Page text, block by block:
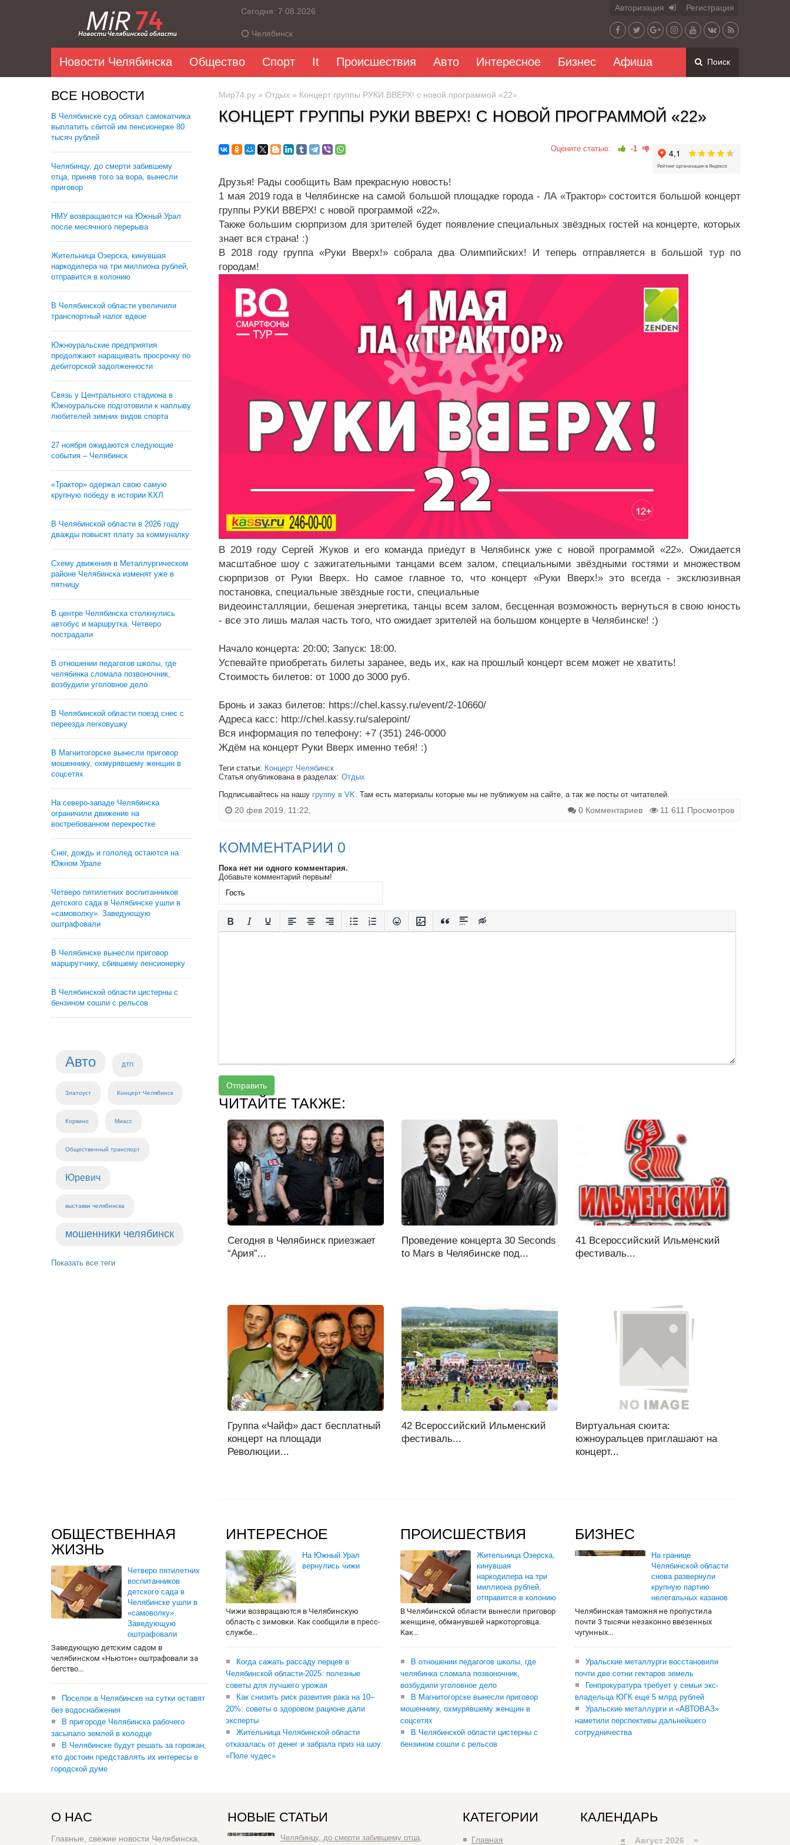
Сегодня: 7.08.2026
Челябинск
Авторизация Регистрация
Новости Челябинска Общество Спорт It Происшествия Авто Интересное Бизнес Афиша Поиск
ВСЕ НОВОСТИ
В Челябинске суд обязал самокатчика
выплатить сбитой им пенсионерке 80
тысяч рублей
Челябинцу, до смерти забившему
отца, приняв того за вора, вынесли
приговор
НМУ возвращаются на Южный Урал
после месячного перерыва
Жительница Озерска, кинувшая
наркодилера на три миллиона рублей,
отправится в колонию
В Челябинской области увеличили
транспортный налог вдвое
Южноуральские предприятия
продолжают наращивать просрочку по
дебиторской задолженности
Связь у Центрального стадиона в
Южноуральске подготовили к наплыву
любителей зимних видов спорта
27 ноября ожидаются следующие
события – Челябинск
«Трактор» одержал свою самую
крупную победу в истории КХЛ
В Челябинской области в 2026 году
дважды повысят плату за коммуналку
Схему движения в Металлургическом
районе Челябинска изменят уже в
пятницу
В центре Челябинска столкнулись
автобус и маршрутка. Четверо
пострадали
В отношении педагогов школы, где
челябинка сломала позвоночник,
возбудили уголовное дело
В Челябинской области поезд снес с
переезда легковушку
В Магнитогорске вынесли приговор
мошеннику, охмурявшему женщин в
соцсетях
На северо-западе Челябинска
ограничили движение на
востребованном перекрестке
Снег, дождь и гололед остаются на
Южном Урале
Четверо пятилетних воспитанников
детского сада в Челябинске ушли в
«самоволку». Заведующую
оштрафовали
В Челябинске вынесли приговор
маршрутчику, сбившему пенсионерку
В Челябинской области цистерны с
бензином сошли с рельсов
Авто ДТП
Златоуст Концерт Челябинск
Коркино Миасс
Общественный транспорт
Юревич
выставки челябинска
мошенники челябинск
Показать все теги
Мир74.ру » Отдых » Концерт группы РУКИ ВВЕРХ! с новой программой «22»
КОНЦЕРТ ГРУППЫ РУКИ ВВЕРХ! С НОВОЙ ПРОГРАММОЙ «22»
Оцените статью: -1
Друзья! Рады сообщить Вам прекрасную новость!
1 мая 2019 года в Челябинске на самой большой площадке города - ЛА «Трактор» состоится большой концерт
группы РУКИ ВВЕРХ! с новой программой «22».
Также большим сюрпризом для зрителей будет появление специальных звёздных гостей на концерте, которых
знает вся страна! :)
В 2018 году группа «Руки Вверх!» собрала два Олимпийских! И теперь отправляется в большой тур по
городам!
В 2019 году Сергей Жуков и его команда приедут в Челябинск уже с новой программой «22». Ожидается
масштабное шоу с зажигательными танцами всем залом, специальными звёздными гостями и множеством
сюрпризов от Руки Вверх. Но самое главное то, что концерт «Руки Вверх!» это всегда - эксклюзивная
постановка, специальные звёздные гости, специальные
видеоинсталляции, бешеная энергетика, танцы всем залом, бесценная возможность вернуться в свою юность
- все это лишь малая часть того, что ожидает зрителей на большом концерте в Челябинске! :)
Начало концерта: 20:00; Запуск: 18:00.
Успевайте приобретать билеты заранее, ведь их, как на прошлый концерт всем может не хватить!
Стоимость билетов: от 1000 до 3000 руб.
Бронь и заказ билетов: https://chel.kassy.ru/event/2-10660/
Адреса касс: http://chel.kassy.ru/salepoint/
Вся информация по телефону: +7 (351) 246-0000
Ждём на концерт Руки Вверх именно тебя! :)
Теги статьи: Концерт Челябинск
Статья опубликована в разделах: Отдых
Подписывайтесь на нашу группу в VK . Там есть материалы которые мы не публикуем на сайте, а так же посты от читателей.
20 фев 2019, 11:22, 0 Комментариев 11 611 Просмотров
КОММЕНТАРИИ 0
Пока нет ни одного комментария.
Добавьте комментарий первым!
Отправить
ЧИТАЙТЕ ТАКЖЕ:
Сегодня в Челябинск приезжает
“Ария”...
Проведение концерта 30 Seconds
to Mars в Челябинске под...
41 Всероссийский Ильменский
фестиваль...
Группа «Чайф» даст бесплатный
концерт на площади
Революции...
42 Всероссийский Ильменский
фестиваль...
Виртуальная сюита:
южноуральцев приглашают на
концерт...
ОБЩЕСТВЕННАЯ
ЖИЗНЬ
Четверо пятилетних
воспитанников
детского сада в
Челябинске ушли в
«самоволку».
Заведующую
оштрафовали
Заведующую детским садом в
челябинском «Ньютон» оштрафовали за
бегство...
Поселок в Челябинске на сутки оставят
без водоснабжения
В пригороде Челябинска рабочего
засыпало землей в колодце
В Челябинске будут решать за горожан,
кто достоин представлять их интересы в
городской думе
ИНТЕРЕСНОЕ
На Южный Урал
вернулись чижи
Чижи возвращаются в Челябинскую
область с зимовки. Как сообщили в пресс-
службе...
Когда сажать рассаду перцев в
Челябинской области-2025: полезные
советы для лучшего урожая
Как снизить риск развития рака на 10–
20%: советы о здоровом рационе дали
эксперты
Жительница Челябинской области
отказалась от денег и забрала приз на шоу
«Поле чудес»
ПРОИСШЕСТВИЯ
Жительница Озерска,
кинувшая
наркодилера на три
миллиона рублей,
отправится в колонию
В Челябинской области вынесли приговор
женщине, обманувшей наркоторговца.
Как...
В отношении педагогов школы, где
челябинка сломала позвоночник,
возбудили уголовное дело
В Магнитогорске вынесли приговор
мошеннику, охмурявшему женщин в
соцсетях
В Челябинской области цистерны с
бензином сошли с рельсов
БИЗНЕС
На границе
Челябинской области
снова развернули
крупную партию
нелегальных казанов
Челябинская таможня не пропустила
почти 3 тысячи незаконно ввезенных
чугунных...
Уральские металлурги восстановили
почти две сотни гектаров земель
Генпрокуратура требует у семьи экс-
владельца ЮГК еще 5 млрд рублей
Уральские металлурги и «АВТОВАЗ»
наметили перспективы дальнейшего
сотрудничества
О НАС
Главные, свежие новости Челябинска,
НОВЫЕ СТАТЬИ
Челябинцу, до смерти забившему отца,
КАТЕГОРИИ
Главная
КАЛЕНДАРЬ
« Август 2026 »